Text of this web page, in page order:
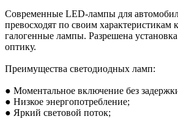
Современные LED-лампы для
превосходят по своим характеристикам
галогенные лампы. Разрешена
оптику.
Преимущества светодиодных ламп:
● Моментальное включение без
● Низкое энергопотребление;
● Яркий световой поток;